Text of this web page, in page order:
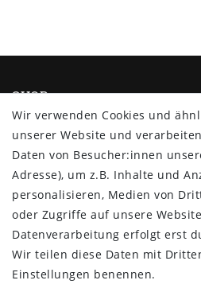
SHOP
Impressum
Daten­schutz­erklärung
AGB
Barrierefreiheitserklärung
Widerrufs­recht
Vertrag widerrufen
MYPOPUPCLUB
Wir verwenden Cookies und
unserer Website und
Daten von Besucher:innen
Adresse), um z.B. Inhalte und
personalisieren, Medien von
oder Zugriffe auf unsere
Datenverarbeitung erfolgt erst
Wir teilen diese Daten mit
Einstellungen benennen.